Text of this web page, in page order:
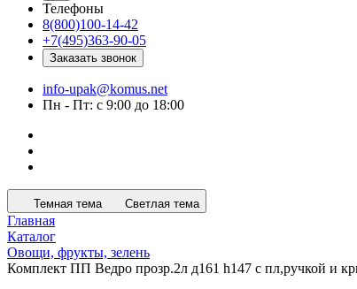
Телефоны
8(800)100-14-42
+7(495)363-90-05
Заказать звонок
info-upak@komus.net
Пн - Пт: с 9:00 до 18:00
Темная тема Светлая тема
Главная
Каталог
Овощи, фрукты, зелень
Комплект ПП Ведро прозр.2л д161 h147 с пл,ручкой и